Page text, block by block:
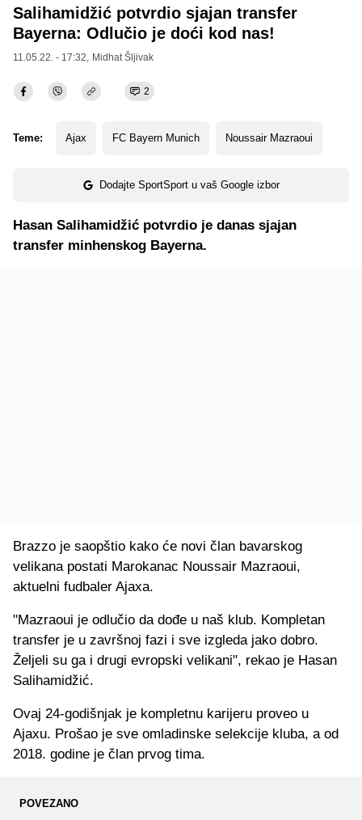
Salihamidžić potvrdio sjajan transfer
Bayerna: Odlučio je doći kod nas!
11.05.22. - 17:32, Midhat Šljivak
2
Teme: Ajax FC Bayern Munich Noussair Mazraoui
Dodajte SportSport u vaš Google izbor
Hasan Salihamidžić potvrdio je danas sjajan
transfer minhenskog Bayerna.
Brazzo je saopštio kako će novi član bavarskog
velikana postati Marokanac Noussair Mazraoui,
aktuelni fudbaler Ajaxa.
"Mazraoui je odlučio da dođe u naš klub. Kompletan
transfer je u završnoj fazi i sve izgleda jako dobro.
Željeli su ga i drugi evropski velikani", rekao je Hasan
Salihamidžić.
Ovaj 24-godišnjak je kompletnu karijeru proveo u
Ajaxu. Prošao je sve omladinske selekcije kluba, a od
2018. godine je član prvog tima.
POVEZANO